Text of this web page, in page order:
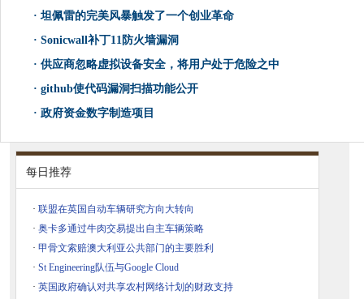
·坦佩雷的完美风暴触发了一个创业革命
· Sonicwall补丁11防火墙漏洞
· 供应商忽略虚拟设备安全，将用户处于危险之中
· github使代码漏洞扫描功能公开
· 政府资金数字制造项目
每日推荐
· 联盟在英国自动车辆研究方向大转向
· 奥卡多通过牛肉交易提出自主车辆策略
· 甲骨文索赔澳大利亚公共部门的主要胜利
· St Engineering队伍与Google Cloud
· 英国政府确认对共享农村网络计划的财政支持